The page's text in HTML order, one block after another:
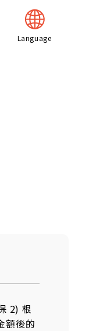
Language
2) 根
額後的